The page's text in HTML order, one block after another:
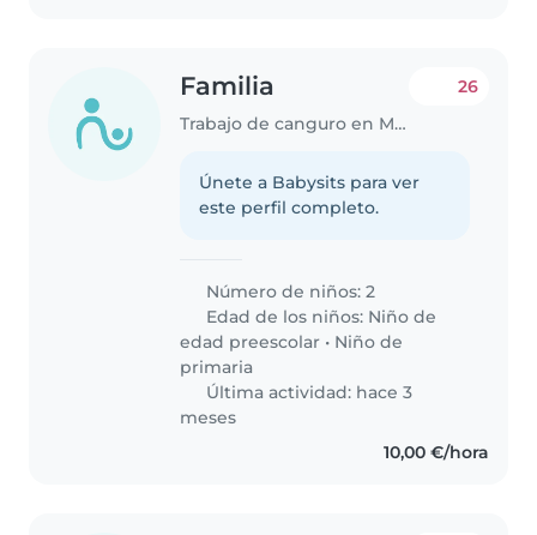
Familia
Trabajo de canguro en Murcia
26
Únete a Babysits para ver
este perfil completo.
Número de niños: 2
Edad de los niños: Niño de
edad preescolar • Niño de
primaria
Última actividad: hace 3
meses
10,00 €/hora